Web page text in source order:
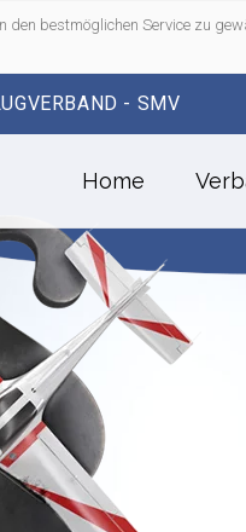
den bestmöglichen Service zu
- SMV
Home